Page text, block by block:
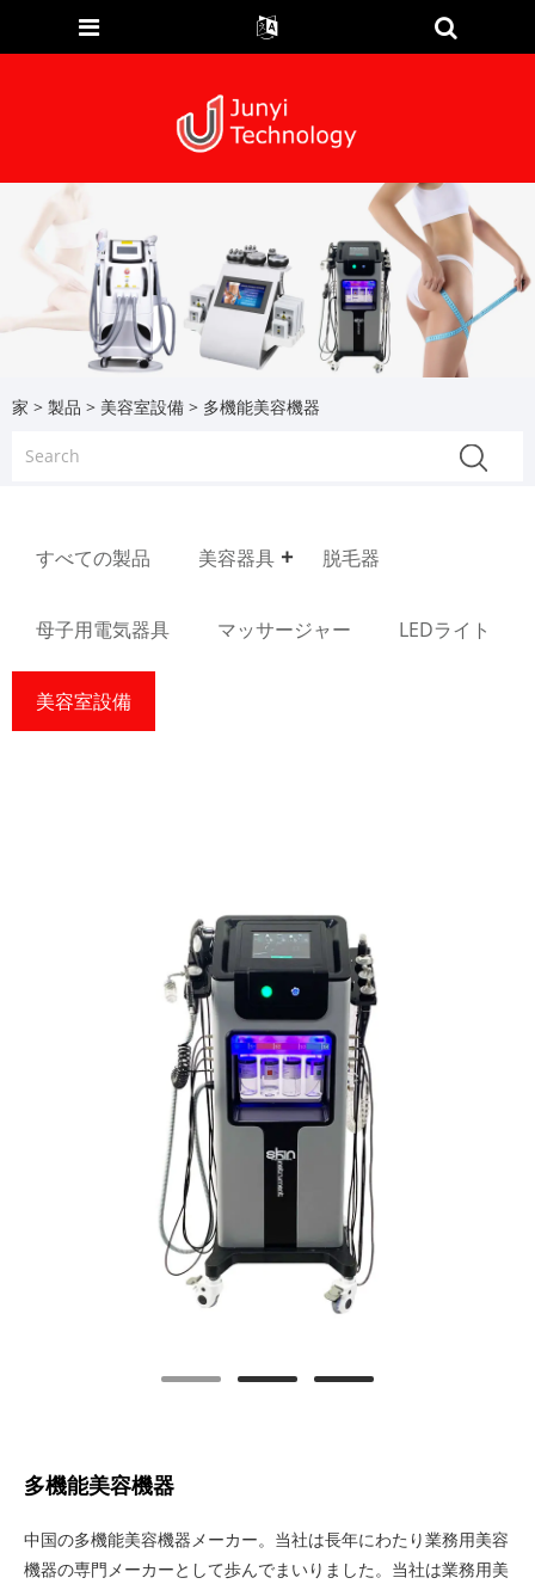
家 > 製品 > 美容室設備 > 多機能美容機器
すべての製品 美容器具 脱毛器
母子用電気器具 マッサージャー LEDライト
美容室設備
多機能美容機器
中国の多機能美容機器メーカー。当社は長年にわたり業務用美容
機器の専門メーカーとして歩んでまいりました。当社は業務用美